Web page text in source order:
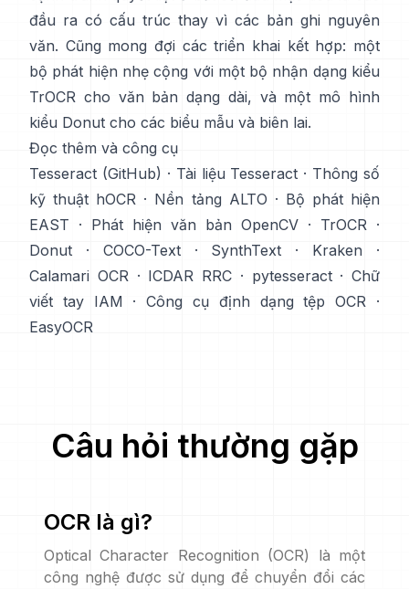
đầu ra có cấu trúc thay vì các bản ghi nguyên
văn. Cũng mong đợi các triển khai kết hợp: một
bộ phát hiện nhẹ cộng với một bộ nhận dạng kiểu
TrOCR cho văn bản dạng dài, và một mô hình
kiểu Donut cho các biểu mẫu và biên lai.
Đọc thêm và công cụ
Tesseract (GitHub) · Tài liệu Tesseract · Thông số
kỹ thuật hOCR · Nền tảng ALTO · Bộ phát hiện
EAST · Phát hiện văn bản OpenCV · TrOCR ·
Donut · COCO-Text· SynthText · Kraken ·
Calamari OCR· ICDAR RRC · pytesseract· Chữ
viết tay IAM ·Công cụ định dạng tệp OCR ·
EasyOCR
Câu hỏi thường gặp
OCR là gì?
Optical Character Recognition (OCR) là một
công nghệ được sử dụng để chuyển đổi các